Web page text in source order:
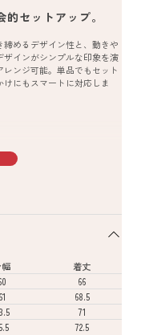
セットアップ。
めるデザイン性と、動きや
インがシンプルな印象を演
ンジ可能。単品でもセット
にもスマートに対応しま
幅
着丈
66
61
68.5
71
72.5